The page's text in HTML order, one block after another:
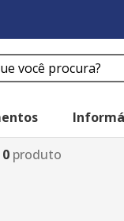
procura?
0 produto